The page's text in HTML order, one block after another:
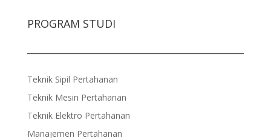
PROGRAM STUDI
Teknik Sipil Pertahanan
Teknik Mesin Pertahanan
Teknik Elektro Pertahanan
Manajemen Pertahanan